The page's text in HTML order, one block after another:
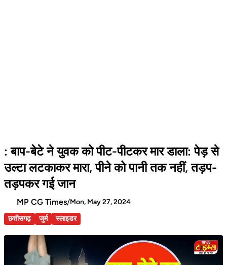
: बाप-बेटे ने युवक को पीट-पीटकर मार डाला: पेड़ से
उल्टा लटकाकर मारा, पीने को पानी तक नहीं, तड़प-
तड़पकर गई जान
MP CG Times/Mon, May 27, 2024
छत्तीसगढ़
जुर्म स्लाइडर